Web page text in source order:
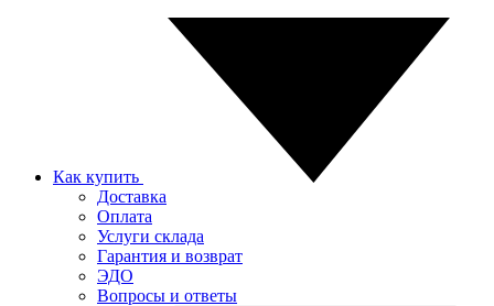
Как купить
Доставка
Оплата
Услуги склада
Гарантия и возврат
ЭДО
Вопросы и ответы